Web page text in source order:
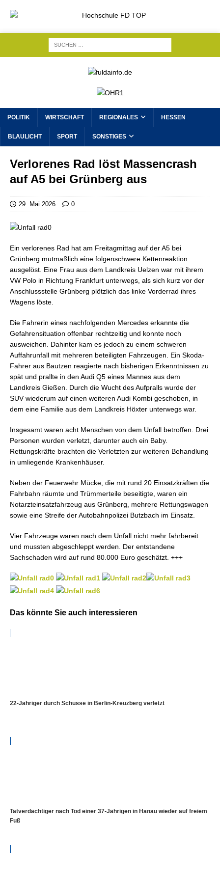
POLITIK WIRTSCHAFT REGIONALES HESSEN
BLAULICHT SPORT SONSTIGES
Verlorenes Rad löst Massencrash
auf A5 bei Grünberg aus
29. Mai 2026 0
Ein verlorenes Rad hat am Freitagmittag auf der A5 bei
Grünberg mutmaßlich eine folgenschwere Kettenreaktion
ausgelöst. Eine Frau aus dem Landkreis Uelzen war mit ihrem
VW Polo in Richtung Frankfurt unterwegs, als sich kurz vor der
Anschlussstelle Grünberg plötzlich das linke Vorderrad ihres
Wagens löste.
Die Fahrerin eines nachfolgenden Mercedes erkannte die
Gefahrensituation offenbar rechtzeitig und konnte noch
ausweichen. Dahinter kam es jedoch zu einem schweren
Auffahrunfall mit mehreren beteiligten Fahrzeugen. Ein Skoda-
Fahrer aus Bautzen reagierte nach bisherigen Erkenntnissen zu
spät und prallte in den Audi Q5 eines Mannes aus dem
Landkreis Gießen. Durch die Wucht des Aufpralls wurde der
SUV wiederum auf einen weiteren Audi Kombi geschoben, in
dem eine Familie aus dem Landkreis Höxter unterwegs war.
Insgesamt waren acht Menschen von dem Unfall betroffen. Drei
Personen wurden verletzt, darunter auch ein Baby.
Rettungskräfte brachten die Verletzten zur weiteren Behandlung
in umliegende Krankenhäuser.
Neben der Feuerwehr Mücke, die mit rund 20 Einsatzkräften die
Fahrbahn räumte und Trümmerteile beseitigte, waren ein
Notarzteinsatzfahrzeug aus Grünberg, mehrere Rettungswagen
sowie eine Streife der Autobahnpolizei Butzbach im Einsatz.
Vier Fahrzeuge waren nach dem Unfall nicht mehr fahrbereit
und mussten abgeschleppt werden. Der entstandene
Sachschaden wird auf rund 80.000 Euro geschätzt. +++
Das könnte Sie auch interessieren
22-Jähriger durch Schüsse in Berlin-Kreuzberg verletzt
Tatverdächtiger nach Tod einer 37-Jährigen in Hanau wieder auf freiem
Fuß